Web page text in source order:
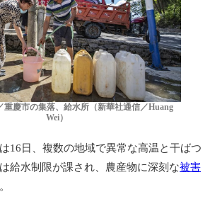
重慶市の集落、給水所（新華社通信／Huang
Wei）
16日、複数の地域で異常な高温と干ばつ
給水制限が課され、農産物に深刻な被害